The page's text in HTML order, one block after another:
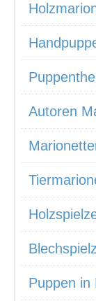
Autoren
Puppen in